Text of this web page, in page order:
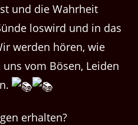
und die Wahrheit
loswird und in das
werden hören, wie
vom Bösen, Leiden
erhalten?